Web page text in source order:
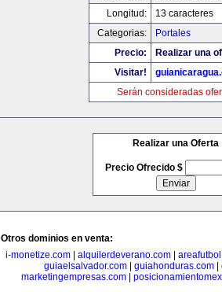
Longitud:
13 caracteres
Categorias:
Portales
Precio:
Realizar una
Visitar!
Serán consideradas
Realizar una Oferta
Precio Ofrecido $
Otros dominios en venta:
i-monetize.com
alquilerdeverano.com
guiaelsalvador.com| guiahonduras.com|
marketingempresas.com